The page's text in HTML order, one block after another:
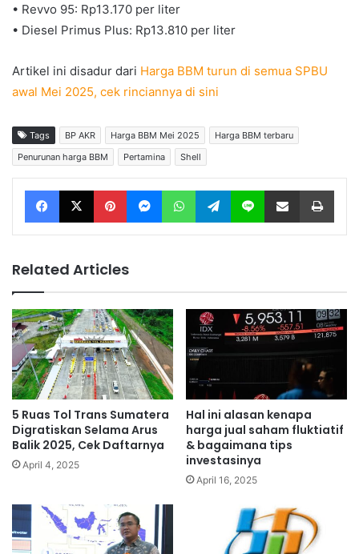
• Revvo 95: Rp13.170 per liter
• Diesel Primus Plus: Rp13.810 per liter
Artikel ini disadur dari Harga BBM turun di semua SPBU
awal Mei 2025, cek rinciannya di sini
Tags BP AKR Harga BBM Mei 2025
Harga BBM terbaru
Penurunan harga BBM
Pertamina Shell
Facebook X Pinterest Messenger WhatsApp Telegram Line Share via Email
Related Articles
5 Ruas Tol Trans Sumatera
Digratiskan Selama Arus
Balik 2025, Cek Daftarnya
April 4, 2025
Hal ini alasan kenapa
harga jual saham fluktiatif
& bagaimana tips
investasinya
April 16, 2025